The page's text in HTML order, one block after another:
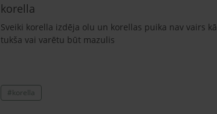
korella
Sveiki korella izdēja olu un korellas puika nav vairs
tukša vai varētu būt mazulis
#korella